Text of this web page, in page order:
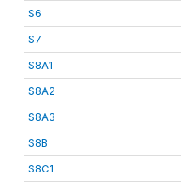
S6
S7
S8A1
S8A2
S8A3
S8B
S8C1